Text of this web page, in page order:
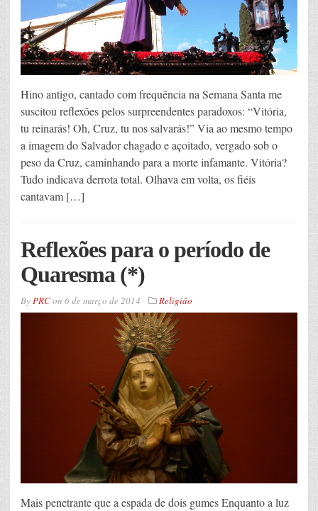
Hino antigo, cantado com frequência na Semana Santa me
suscitou reflexões pelos surpreendentes paradoxos: “Vitória,
tu reinarás! Oh, Cruz, tu nos salvarás!” Via ao mesmo tempo
a imagem do Salvador chagado e açoitado, vergado sob o
peso da Cruz, caminhando para a morte infamante. Vitória?
Tudo indicava derrota total. Olhava em volta, os fiéis
cantavam […]
Reflexões para o período de
Quaresma (*)
ByPRCon 6 de março de 2014 Religião
Mais penetrante que a espada de dois gumes Enquanto a luz